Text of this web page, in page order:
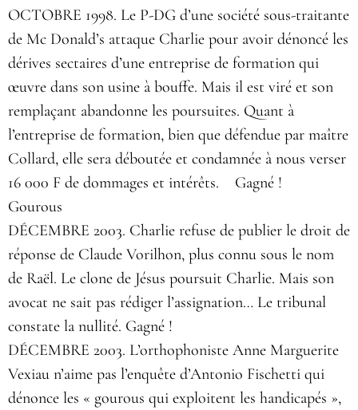
OCTOBRE 1998. Le P-DG d’une société sous-traitante
de Mc Donald’s attaque Charlie pour avoir dénoncé les
dérives sectaires d’une entreprise de formation qui
œuvre dans son usine à bouffe. Mais il est viré et son
remplaçant abandonne les poursuites. Quant à
l’entreprise de formation, bien que défendue par maître
Collard, elle sera déboutée et condamnée à nous verser
16 000 F de dommages et intérêts. Gagné !
Gourous
DÉCEMBRE 2003. Charlie refuse de publier le droit de
réponse de Claude Vorilhon, plus connu sous le nom
de Raël. Le clone de Jésus poursuit Charlie. Mais son
avocat ne sait pas rédiger l’assignation… Le tribunal
constate la nullité. Gagné !
DÉCEMBRE 2003. L’orthophoniste Anne Marguerite
Vexiau n’aime pas l’enquête d’Antonio Fischetti qui
dénonce les « gourous qui exploitent les handicapés »,